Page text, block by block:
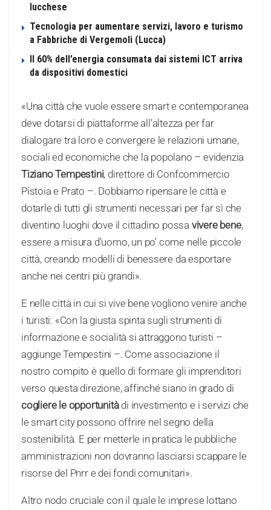
lucchese
Tecnologia per aumentare servizi, lavoro e turismo
a Fabbriche di Vergemoli (Lucca)
Il 60% dell’energia consumata dai sistemi ICT arriva
da dispositivi domestici
«Una città che vuole essere smart e contemporanea
deve dotarsi di piattaforme all’altezza per far
dialogare tra loro e convergere le relazioni umane,
sociali ed economiche che la popolano – evidenzia
Tiziano Tempestini, direttore di Confcommercio
Pistoia e Prato –. Dobbiamo ripensare le città e
dotarle di tutti gli strumenti necessari per far sì che
diventino luoghi dove il cittadino possa vivere bene,
essere a misura d’uomo, un po’ come nelle piccole
città, creando modelli di benessere da esportare
anche nei centri più grandi».
E nelle città in cui si vive bene vogliono venire anche
i turisti: «Con la giusta spinta sugli strumenti di
informazione e socialità si attraggono turisti –
aggiunge Tempestini –. Come associazione il
nostro compito è quello di formare gli imprenditori
verso questa direzione, affinché siano in grado di
cogliere le opportunitàdi investimento e i servizi che
le smart city possono offrire nel segno della
sostenibilità. E per metterle in pratica le pubbliche
amministrazioni non dovranno lasciarsi scappare le
risorse del Pnrr e dei fondi comunitari».
Altro nodo cruciale con il quale le imprese lottano